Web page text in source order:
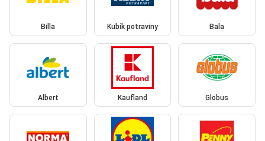
Billa Kubík potraviny Bala
Albert Kaufland Globus